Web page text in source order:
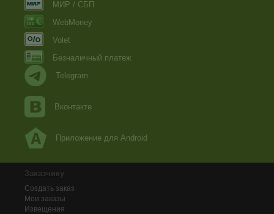
МИР / СБП
WebMoney
Volet
Безналичный платеж
Telegram
Вконтакте
Приложение для Android
Заказчику
Создать заказ
Мои заказы
Извещения